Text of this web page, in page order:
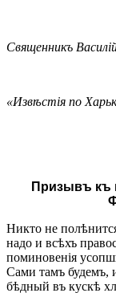
Священникъ
«Извѣстія по
Призывъ къ
Никто не
надо и всѣхъ
поминовенія
Сами тамъ будемъ,
бѣдный въ кускѣ